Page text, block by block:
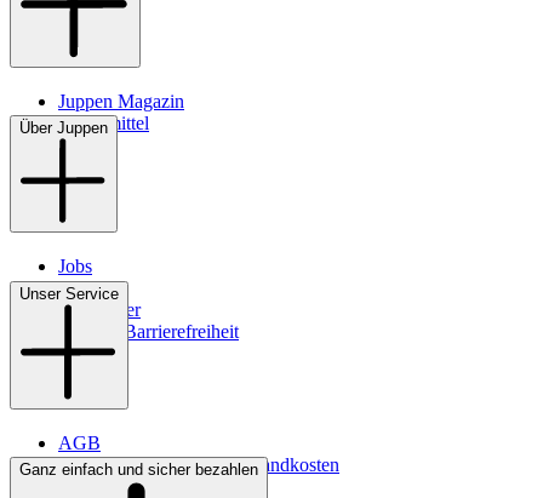
Juppen Magazin
Pflegemittel
Über Juppen
Jobs
Filialen
Newsletter
Digitale Barrierefreiheit
Unser Service
AGB
Lieferbedingungen & Versandkosten
Bezahlung
Ganz einfach und sicher bezahlen